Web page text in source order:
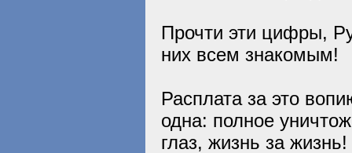
Прочти эти цифры,
них всем знакомым!
Расплата за это
одна: полное
глаз, жизнь за жизнь!